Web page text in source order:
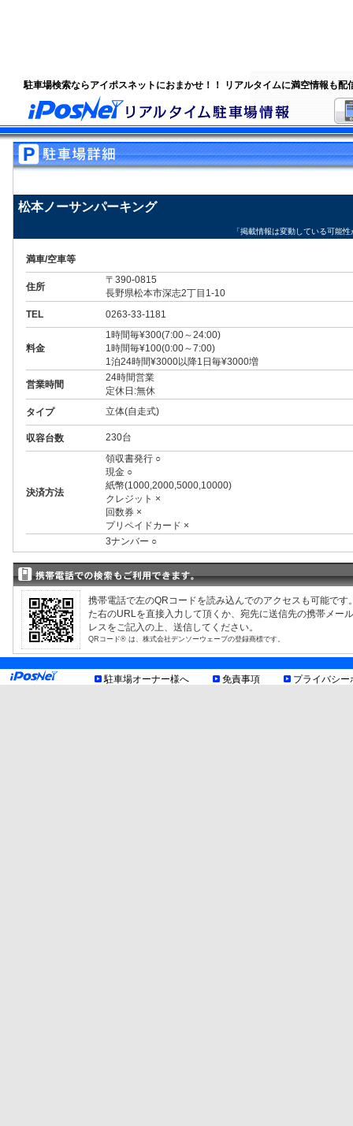
駐車場検索ならアイポスネットにおまかせ！！ リアルタイムに満空情報も配
松本ノーサンパーキング
「掲載情報は変動している可能
満車/空車等
住所
〒390-0815
長野県松本市深志2丁目1-10
TEL
0263-33-1181
料金
1時間毎¥300(7:00～24:00)
1時間毎¥100(0:00～7:00)
1泊24時間¥3000以降1日毎¥3000増
営業時間
24時間営業
定休日:無休
タイプ
立体(自走式)
収容台数 230台
決済方法
領収書発行 ○
現金 ○
紙幣(1000,2000,5000,10000)
クレジット ×
回数券 ×
プリペイドカード ×
制限事項
3ナンバー ○
RV ○
1BOX ○
外車 ○
長 5.00m まで
お知らせ
トイレあり
提携店舗
[松本PARCO]
TEL:0263-38-2111
同一日・同一ショップでのご利用額¥2000以上で1時間、
携帯電話で左のQRコードを読み込んでのアクセスも可能です
た右のURLを直接入力して頂くか、宛先に送信先の携帯メー
レスをご記入の上、送信してください。
QRコード® は、株式会社デンソーウェーブの登録商標です。
駐車場オーナー様へ 免責事項 プライバシー